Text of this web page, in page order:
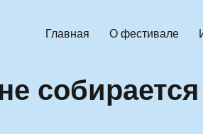
Главная О фестивале
собирается